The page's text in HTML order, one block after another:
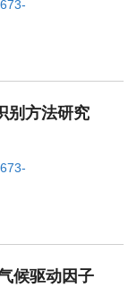
别方法研究
候驱动因子